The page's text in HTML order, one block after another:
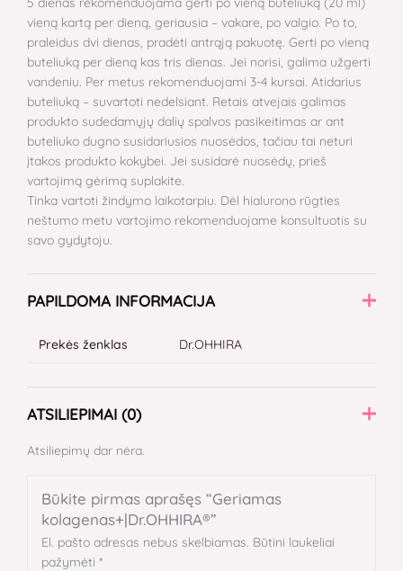
vieną kartą per dieną, geriausia – vakare, po valgio. Po to,
praleidus dvi dienas, pradėti antrąją pakuotę. Gerti po vieną
buteliuką per dieną kas tris dienas. Jei norisi, galima užgerti
vandeniu. Per metus rekomenduojami 3-4 kursai. Atidarius
buteliuką – suvartoti nedelsiant. Retais atvejais galimas
produkto sudedamųjų dalių spalvos pasikeitimas ar ant
buteliuko dugno susidariusios nuosėdos, tačiau tai neturi
įtakos produkto kokybei. Jei susidarė nuosėdų, prieš
vartojimą gėrimą suplakite.
Tinka vartoti žindymo laikotarpiu. Dėl hialurono rūgties
neštumo metu vartojimo rekomenduojame konsultuotis su
savo gydytoju.
PAPILDOMA INFORMACIJA
Prekės ženklas Dr.OHHIRA
ATSILIEPIMAI (0)
Atsiliepimų dar nėra.
Būkite pirmas aprašęs “Geriamas
kolagenas+|Dr.OHHIRA®”
El. pašto adresas nebus skelbiamas. Būtini laukeliai
pažymėti *